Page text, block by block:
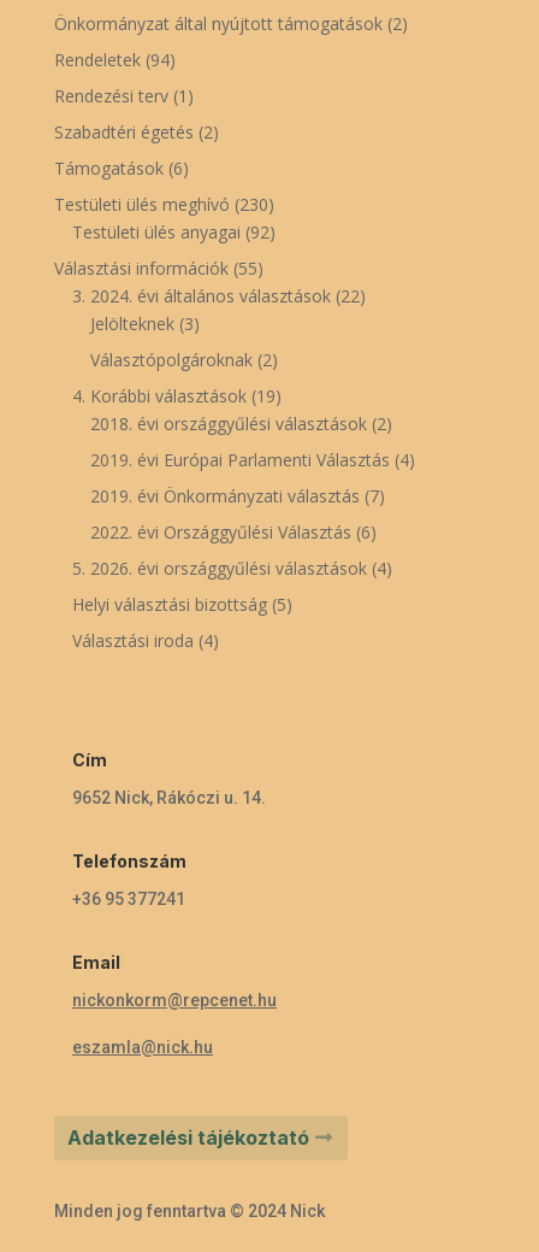
Önkormányzat által nyújtott támogatások(2)
Rendeletek(94)
Rendezési terv(1)
Szabadtéri égetés (2)
Támogatások(6)
Testületi ülés meghívó (230)
Testületi ülés anyagai (92)
Választási információk(55)
3. 2024. évi általános választások(22)
Jelölteknek(3)
Választópolgároknak(2)
4. Korábbi választások(19)
2018. évi országgyűlési választások(2)
2019. évi Európai Parlamenti Választás (4)
2019. évi Önkormányzati választás (7)
2022. évi Országgyűlési Választás (6)
5. 2026. évi országgyűlési választások(4)
Helyi választási bizottság(5)
Választási iroda (4)
Cím
9652 Nick, Rákóczi u. 14.
Telefonszám
+36 95 377241
Email
nickonkorm@repcenet.hu
eszamla@nick.hu
Adatkezelési tájékoztató
Minden jog fenntartva © 2024 Nick